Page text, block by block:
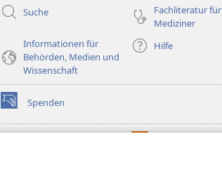
Suche
Fachliteratur für
Mediziner
Informationen für
Behörden, Medien und
Wissenschaft
Hilfe
Spenden
(öffnet
neues
Fenster)